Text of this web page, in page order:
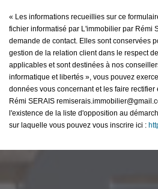
« Les informations recueillies sur ce
fichier informatisé par L'immobilier par Rémi
demande de contact. Elles sont conservées
gestion de la relation client dans le respect
applicables et sont destinées à nos
informatique et libertés », vous pouvez
données vous concernant et les faire
Rémi SERAIS
l'existence de la liste d'opposition au
sur laquelle vous pouvez vous inscrire ici :